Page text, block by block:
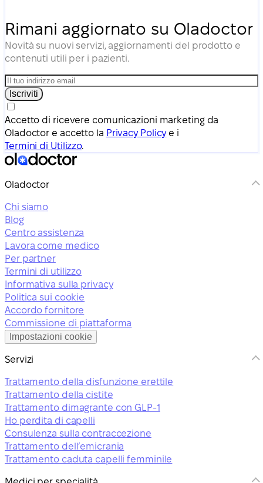
Rimani aggiornato su Oladoctor
Novità su nuovi servizi, aggiornamenti del prodotto e
contenuti utili per i pazienti.
Iscriviti
Accetto di ricevere comunicazioni marketing da
Oladoctor e accetto la Privacy Policye i
Termini di Utilizzo.
Oladoctor
Chi siamo
Blog
Centro assistenza
Lavora come medico
Per partner
Termini di utilizzo
Informativa sulla privacy
Politica sui cookie
Accordo fornitore
Commissione di piattaforma
Impostazioni cookie
Servizi
Trattamento della disfunzione erettile
Trattamento della cistite
Trattamento dimagrante con GLP-1
Ho perdita di capelli
Consulenza sulla contraccezione
Trattamento dell’emicrania
Trattamento caduta capelli femminile